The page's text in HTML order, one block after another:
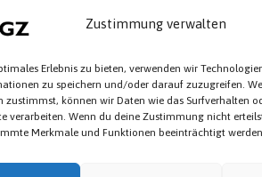
Zustimmung verwalten
Erlebnis zu bieten, verwenden wir
zu speichern und/oder darauf zuzugreifen.
zustimmst, können wir Daten wie das Surfverhalten
verarbeiten. Wenn du deine Zustimmung nicht
Merkmale und Funktionen beeinträchtigt
25 Jahre TGZ
Newsletter abbestellen Cookies